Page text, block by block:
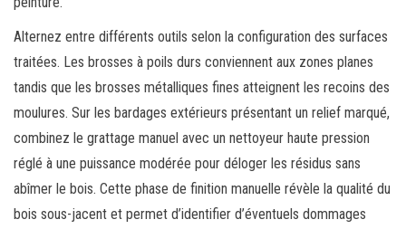
Alternez entre différents outils selon la configuration des surfaces
traitées. Les brosses à poils durs conviennent aux zones planes
tandis que les brosses métalliques fines atteignent les recoins des
moulures. Sur les bardages extérieurs présentant un relief marqué,
combinez le grattage manuel avec un nettoyeur haute pression
réglé à une puissance modérée pour déloger les résidus sans
abîmer le bois. Cette phase de finition manuelle révèle la qualité du
bois sous-jacent et permet d’identifier d’éventuels dommages